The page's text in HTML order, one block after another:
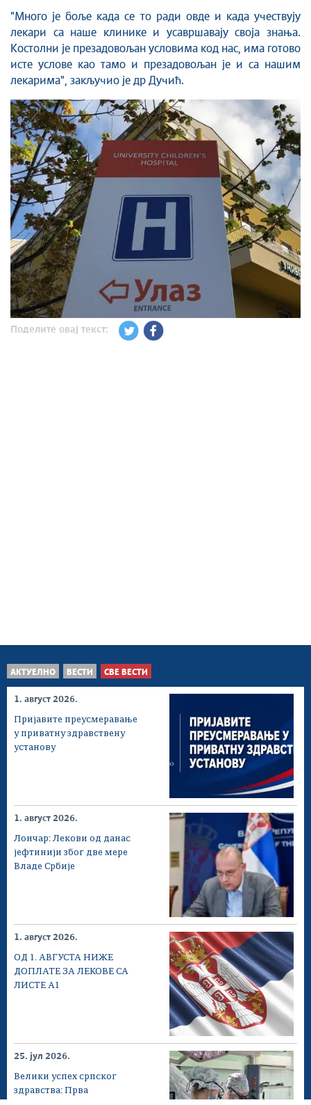
"Много је боље када се то ради овде и када учествују
лекари са наше клинике и усавршавају своја знања.
Костолни је презадовољан условима код нас, има готово
исте услове као тамо и презадовољан је и са нашим
лекарима", закључио је др Дучић.
Поделите овај текст:
АКТУЕЛНО ВЕСТИ СВЕ ВЕСТИ
1. август 2026.
Пријавите преусмеравање
у приватну здравствену
установу
1. август 2026.
Лончар: Лекови од данас
јефтинији због две мере
Владе Србије
1. август 2026.
ОД 1. АВГУСТА НИЖЕ
ДОПЛАТЕ ЗА ЛЕКОВЕ СА
ЛИСТЕ А1
25. јул 2026.
Велики успех српског
здравства: Прва